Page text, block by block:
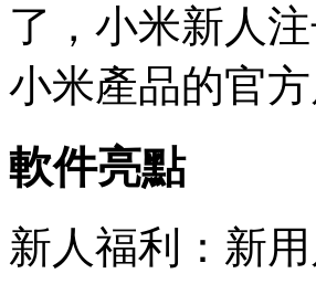
了，小米新人
小米產品的官
軟件亮點
新人福利：新